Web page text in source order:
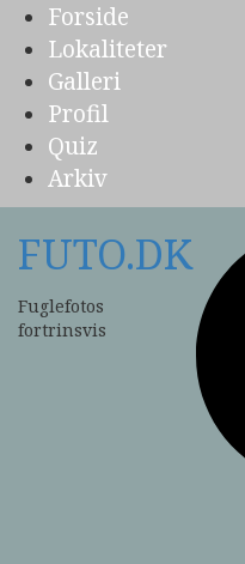
Forside
Lokaliteter
Galleri
Profil
Quiz
Arkiv
FUTO.DK
Fuglefotos
fortrinsvis